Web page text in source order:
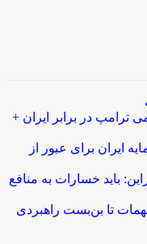
ترامپ در برابر ایران +
ایران برای عبور از
باید خسارات به منافع
تا بن‌بست راهبردی